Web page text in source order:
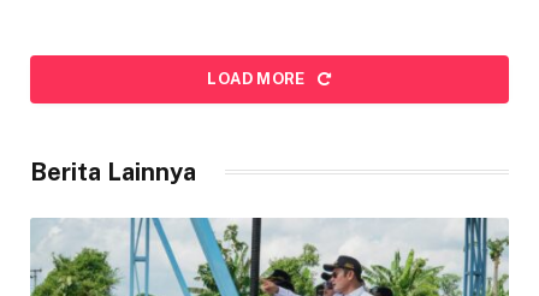
LOAD MORE
Berita Lainnya